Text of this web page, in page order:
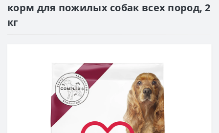
корм для пожилых собак всех пород, 2
кг